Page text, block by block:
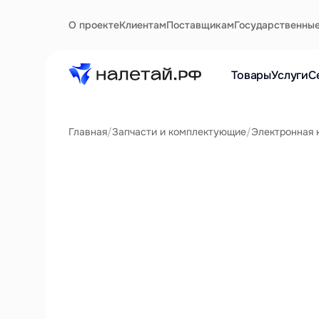
О проектеКлиентамПоставщикам
ТоварыУслуги
Главная/Запчасти и комплектующие/Электронная